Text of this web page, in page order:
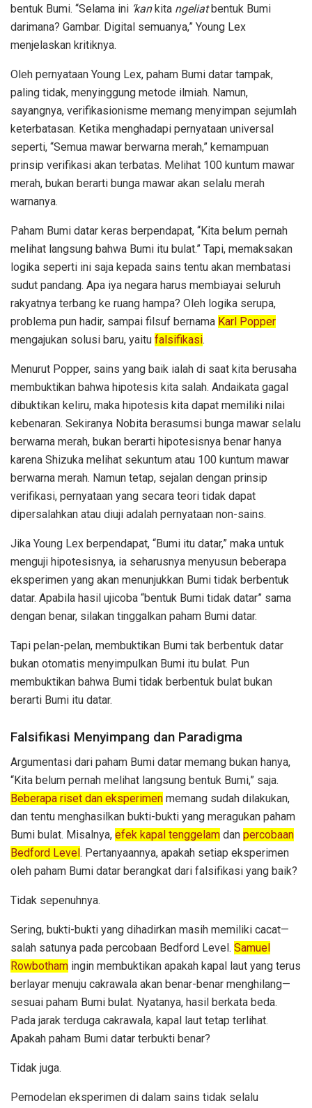
bentuk Bumi. “Selama ini ‘kankita ngeliatbentuk Bumi
darimana? Gambar. Digital semuanya,” Young Lex
menjelaskan kritiknya.
Oleh pernyataan Young Lex, paham Bumi datar tampak,
paling tidak, menyinggung metode ilmiah. Namun,
sayangnya, verifikasionisme memang menyimpan sejumlah
keterbatasan. Ketika menghadapi pernyataan universal
seperti, “Semua mawar berwarna merah,” kemampuan
prinsip verifikasi akan terbatas. Melihat 100 kuntum mawar
merah, bukan berarti bunga mawar akan selalu merah
warnanya.
Paham Bumi datar keras berpendapat, “Kita belum pernah
melihat langsung bahwa Bumi itu bulat.” Tapi, memaksakan
logika seperti ini saja kepada sains tentu akan membatasi
sudut pandang. Apa iya negara harus membiayai seluruh
rakyatnya terbang ke ruang hampa? Oleh logika serupa,
problema pun hadir, sampai filsuf bernama Karl Popper
mengajukan solusi baru, yaitu falsifikasi.
Menurut Popper, sains yang baik ialah di saat kita berusaha
membuktikan bahwa hipotesis kita salah. Andaikata gagal
dibuktikan keliru, maka hipotesis kita dapat memiliki nilai
kebenaran. Sekiranya Nobita berasumsi bunga mawar selalu
berwarna merah, bukan berarti hipotesisnya benar hanya
karena Shizuka melihat sekuntum atau 100 kuntum mawar
berwarna merah. Namun tetap, sejalan dengan prinsip
verifikasi, pernyataan yang secara teori tidak dapat
dipersalahkan atau diuji adalah pernyataan non-sains.
Jika Young Lex berpendapat, “Bumi itu datar,” maka untuk
menguji hipotesisnya, ia seharusnya menyusun beberapa
eksperimen yang akan menunjukkan Bumi tidak berbentuk
datar. Apabila hasil ujicoba “bentuk Bumi tidak datar” sama
dengan benar, silakan tinggalkan paham Bumi datar.
Tapi pelan-pelan, membuktikan Bumi tak berbentuk datar
bukan otomatis menyimpulkan Bumi itu bulat. Pun
membuktikan bahwa Bumi tidak berbentuk bulat bukan
berarti Bumi itu datar.
Falsifikasi Menyimpang dan Paradigma
Argumentasi dari paham Bumi datar memang bukan hanya,
“Kita belum pernah melihat langsung bentuk Bumi,” saja.
Beberapa riset dan eksperimen memang sudah dilakukan,
dan tentu menghasilkan bukti-bukti yang meragukan paham
Bumi bulat. Misalnya, efek kapal tenggelam dan percobaan
Bedford Level . Pertanyaannya, apakah setiap eksperimen
oleh paham Bumi datar berangkat dari falsifikasi yang baik?
Tidak sepenuhnya.
Sering, bukti-bukti yang dihadirkan masih memiliki cacat—
salah satunya pada percobaan Bedford Level. Samuel
Rowbotham ingin membuktikan apakah kapal laut yang terus
berlayar menuju cakrawala akan benar-benar menghilang—
sesuai paham Bumi bulat. Nyatanya, hasil berkata beda.
Pada jarak terduga cakrawala, kapal laut tetap terlihat.
Apakah paham Bumi datar terbukti benar?
Tidak juga.
Pemodelan eksperimen di dalam sains tidak selalu